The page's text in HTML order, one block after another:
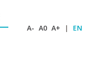
A- A0 A+ | EN